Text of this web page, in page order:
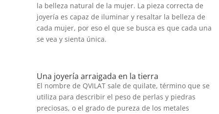
la belleza natural de la mujer. La pieza correcta de
joyería es capaz de iluminar y resaltar la belleza de
cada mujer, por eso el que se busca es que cada una
se vea y sienta única.
Una joyería arraigada en la tierra
El nombre de QVILAT sale de quilate, término que se
utiliza para describir el peso de perlas y piedras
preciosas, o el grado de pureza de los metales